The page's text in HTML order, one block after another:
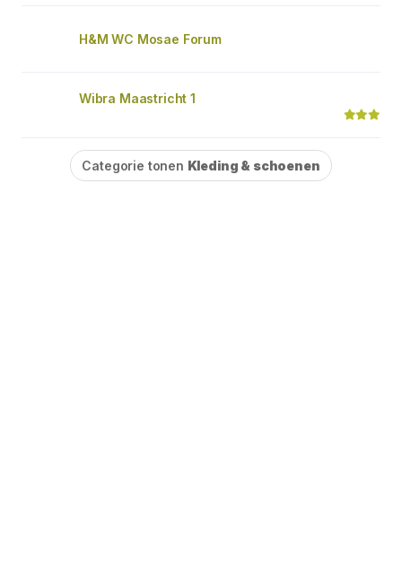
H&M WC Mosae Forum
Wibra Maastricht 1
Categorie tonen Kleding & schoenen